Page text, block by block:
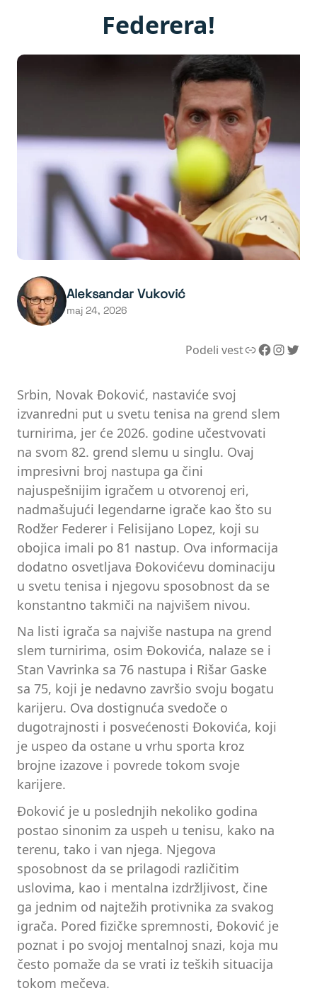
Federera!
Aleksandar Vuković
maj 24, 2026
Podeli vestLink Facebook InstagramTwitter
Srbin, Novak Đoković, nastaviće svoj
izvanredni put u svetu tenisa na grend slem
turnirima, jer će 2026. godine učestvovati
na svom 82. grend slemu u singlu. Ovaj
impresivni broj nastupa ga čini
najuspešnijim igračem u otvorenoj eri,
nadmašujući legendarne igrače kao što su
Rodžer Federer i Felisijano Lopez, koji su
obojica imali po 81 nastup. Ova informacija
dodatno osvetljava Đokovićevu dominaciju
u svetu tenisa i njegovu sposobnost da se
konstantno takmiči na najvišem nivou.
Na listi igrača sa najviše nastupa na grend
slem turnirima, osim Đokovića, nalaze se i
Stan Vavrinka sa 76 nastupa i Rišar Gaske
sa 75, koji je nedavno završio svoju bogatu
karijeru. Ova dostignuća svedoče o
dugotrajnosti i posvećenosti Đokovića, koji
je uspeo da ostane u vrhu sporta kroz
brojne izazove i povrede tokom svoje
karijere.
Đoković je u poslednjih nekoliko godina
postao sinonim za uspeh u tenisu, kako na
terenu, tako i van njega. Njegova
sposobnost da se prilagodi različitim
uslovima, kao i mentalna izdržljivost, čine
ga jednim od najtežih protivnika za svakog
igrača. Pored fizičke spremnosti, Đoković je
poznat i po svojoj mentalnoj snazi, koja mu
često pomaže da se vrati iz teških situacija
tokom mečeva.